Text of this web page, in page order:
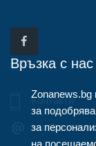
Връзка с нас
Контакти
Zonanews.bg
за
за
на